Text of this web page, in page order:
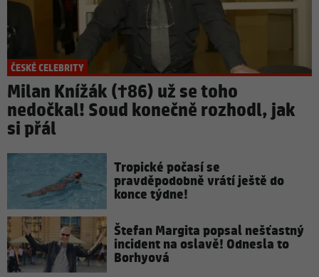
ČESKÉ CELEBRITY
Milan Knížák (†86) už se toho
nedočkal! Soud konečně rozhodl, jak
si přál
Tropické počasí se
pravděpodobně vrátí ještě do
konce týdne!
Štefan Margita popsal nešťastný
incident na oslavě! Odnesla to
Borhyová